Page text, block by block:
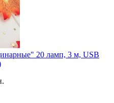
20 ламп, 3 м, USB